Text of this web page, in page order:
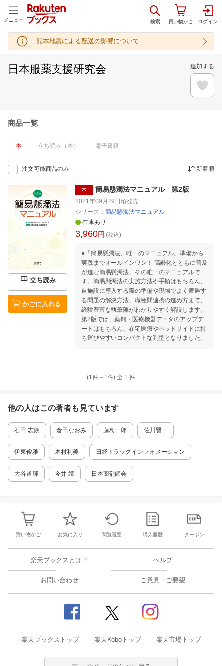
メニュー
熊本地震による配送の影響について
日本服薬支援研究会 追加する
商品一覧
本 立ち読み（本） 電子書籍
注文可能商品のみ 新着順
立ち読み
かごに入れる
本 簡易懸濁法マニュアル 第2版
2021年09月29日頃発売
シリーズ： 簡易懸濁法マニュアル
在庫あり
3,960円 (税込)
●「簡易懸濁法、唯一のマニュアル」準備から
実践までオールインワン！ 高齢化とともに普及
が進む簡易懸濁法、その唯一のマニュアルで
す。簡易懸濁法の実施方法や手順はもちろん、
自施設に導入する際の準備や現場でよく遭遇す
る問題の解決方法、職種間連携の進め方まで、
経験豊富な執筆陣がわかりやすく解説します。
第2版では、薬剤・医療機器データのアップデ
ートはもちろん、在宅医療やベッドサイドに持
ち運びやすいコンパクトな判型となりました。
(1件～ 1件) 全 1 件
他の人はこの著者も見ています
石田 志朗 倉田なおみ 藤島一郎 佐川賢一
伊東俊雅 木村利美 日経ドラッグインフォメーション
大谷道輝 今井 靖 日本薬剤師会
買い物かご お気に入り 閲覧履歴 購入履歴 クーポン
楽天ブックスとは？ ヘルプ
お問い合わせ ご意見・ご要望
楽天ブックストップ 楽天Koboトップ 楽天市場トップ